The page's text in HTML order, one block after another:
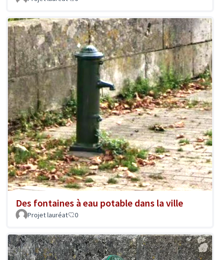
Des fontaines à eau potable dans la ville
Projet lauréat 0